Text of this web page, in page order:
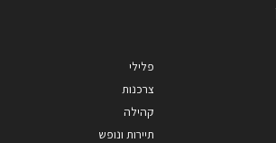
פלילי
צרכנות
קהילה
תיירות ונופש